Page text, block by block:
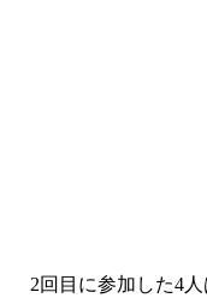
2回目に参加した4